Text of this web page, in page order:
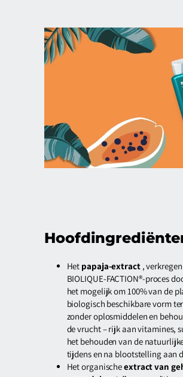
Het papaja-extract, verkregen
BIOLIQUE-FACTION®-proces
het mogelijk om 100% van de
biologisch beschikbare vorm
zonder oplosmiddelen en
de vrucht – rijk aan vitamines,
het behouden van de
tijdens en na blootstelling aan
Het organischeextract van